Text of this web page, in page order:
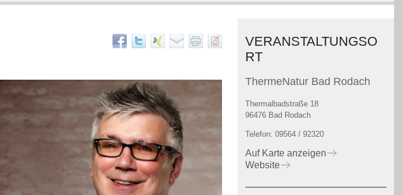
VERANSTALTUNGSO
RT
ThermeNatur Bad Rodach
Thermalbadstraße 18
96476 Bad Rodach
Telefon: 09564 / 92320
Auf Karte anzeigen
Website